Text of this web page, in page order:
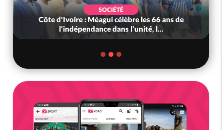
SOCIÉTÉ
Côte d'Ivoire : Méagui célèbre les 66 ans de
l'indépendance dans l'unité, l...